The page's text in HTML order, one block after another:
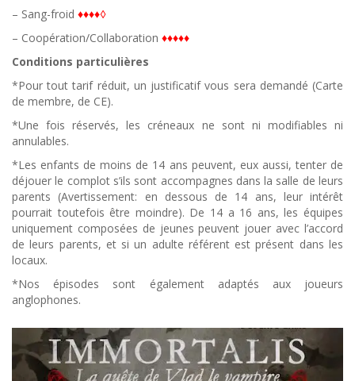
– Sang-froid ♦♦♦♦◊
– Coopération/Collaboration ♦♦♦♦♦
Conditions particulières
*Pour tout tarif réduit, un justificatif vous sera demandé (Carte
de membre, de CE).
*Une fois réservés, les créneaux ne sont ni modifiables ni
annulables.
*Les enfants de moins de 14 ans peuvent, eux aussi, tenter de
déjouer le complot s’ils sont accompagnes dans la salle de leurs
parents (Avertissement: en dessous de 14 ans, leur intérêt
pourrait toutefois être moindre). De 14 a 16 ans, les équipes
uniquement composées de jeunes peuvent jouer avec l’accord
de leurs parents, et si un adulte référent est présent dans les
locaux.
*Nos épisodes sont également adaptés aux joueurs
anglophones.